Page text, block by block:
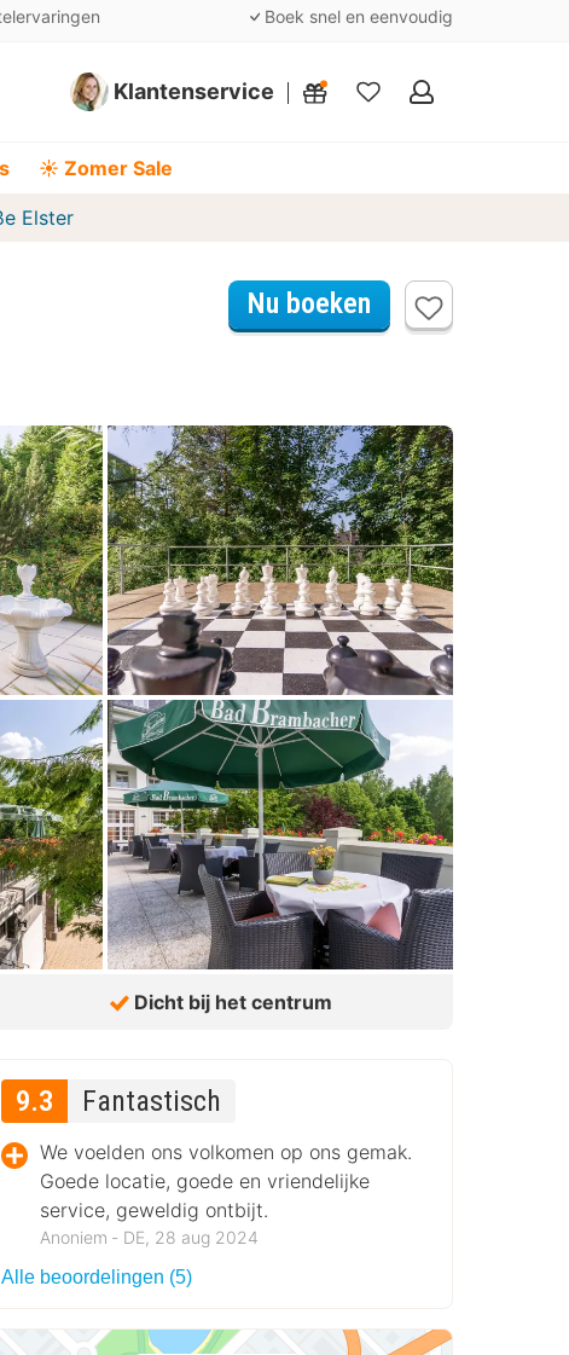
Boek snel en eenvoudig
Klantenservice
Mijn
☀️ Zomer Sale
Elster
Nu boeken
Dicht bij het centrum
9.3 Fantastisch
We voelden ons volkomen op ons gemak.
Goede locatie, goede en vriendelijke
service, geweldig ontbijt.
Anoniem ‐ DE, 28 aug 2024
Alle beoordelingen (5)